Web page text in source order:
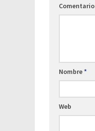
Comentario
Nombre*
Web